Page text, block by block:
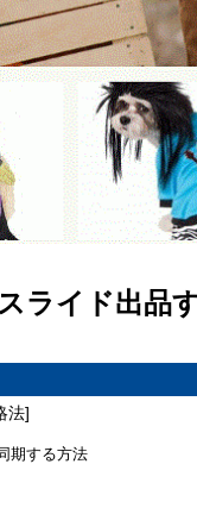
ライド出品
法]
期する方法